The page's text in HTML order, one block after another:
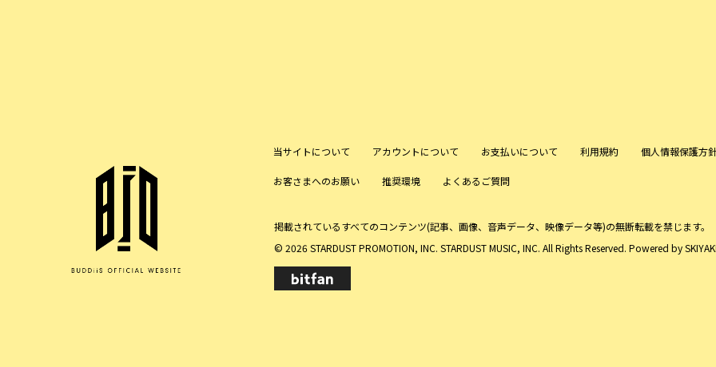
当サイトについて アカウントについて お支払いについて 利用規約 個人情報保護方
お客さまへのお願い 推奨環境 よくあるご質問
掲載されているすべてのコンテンツ(記事、画像、音声データ、映像データ等)の無断転載を禁じます。
© 2026 STARDUST PROMOTION, INC. STARDUST MUSIC, INC. All Rights Reserved. Powered by